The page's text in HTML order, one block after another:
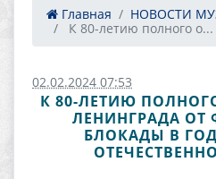
Главная НОВОСТИ
​ К 80-летию полного о...
02.02.2024 07:53
К 80-ЛЕТИЮ
ЛЕНИНГРАДА ОТ
БЛОКАДЫ В